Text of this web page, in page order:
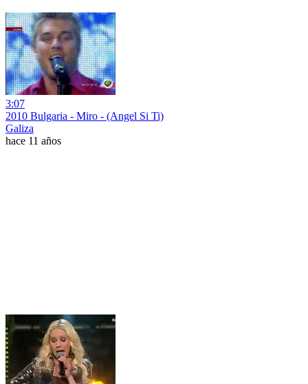
3:07
2010 Bulgaria - Miro - (Angel Si Ti)
Galiza
hace 11 años